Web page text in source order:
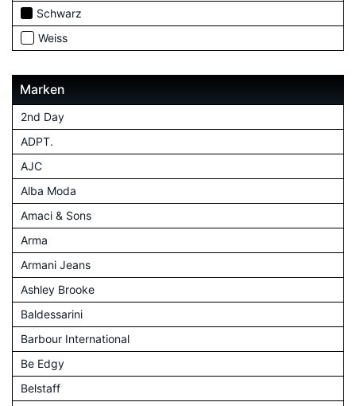
Schwarz
Weiss
Marken
2nd Day
ADPT.
AJC
Alba Moda
Amaci & Sons
Arma
Armani Jeans
Ashley Brooke
Baldessarini
Barbour International
Be Edgy
Belstaff